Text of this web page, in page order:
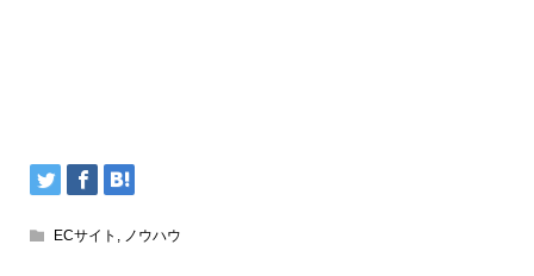
ECサイト ノウハウ